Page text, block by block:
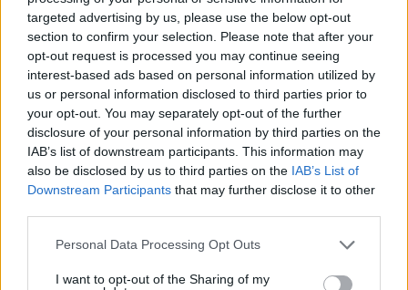
targeted advertising by us, please use the below opt-out
section to confirm your selection. Please note that after your
opt-out request is processed you may continue seeing
interest-based ads based on personal information utilized by
us or personal information disclosed to third parties prior to
your opt-out. You may separately opt-out of the further
disclosure of your personal information by third parties on the
IAB’s list of downstream participants. This information may
also be disclosed by us to third parties on the IAB’s List of
Downstream Participants that may further disclose it to other
Please note that this website/app uses one or more Google
not limited to your visit or usage behaviour. You may click to
Personal Data Processing Opt Outs
I want to opt-out of the Sharing of my
«Δεν το πιστεύουμε», λένε οι Αμερικανοί που
υιοθέτησαν τον Αφγανό στη Λέσβο - Η αρχική
εκδοχή για το φονικό στην Κυψέλη και η σιωπή
στην απολογία
07.08.2026, 07:19